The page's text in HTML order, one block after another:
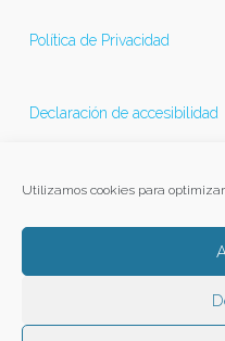
Utilizamos cookies para
Política de Privacidad
Declaración de accesibilidad